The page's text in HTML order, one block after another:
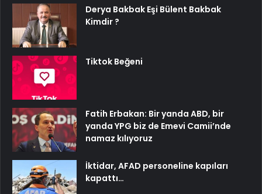
Derya Bakbak Eşi Bülent Bakbak
Kimdir ?
Tiktok Beğeni
Fatih Erbakan: Bir yanda ABD, bir
yanda YPG biz de Emevi Camii’nde
namaz kılıyoruz
İktidar, AFAD personeline kapıları
kapattı…